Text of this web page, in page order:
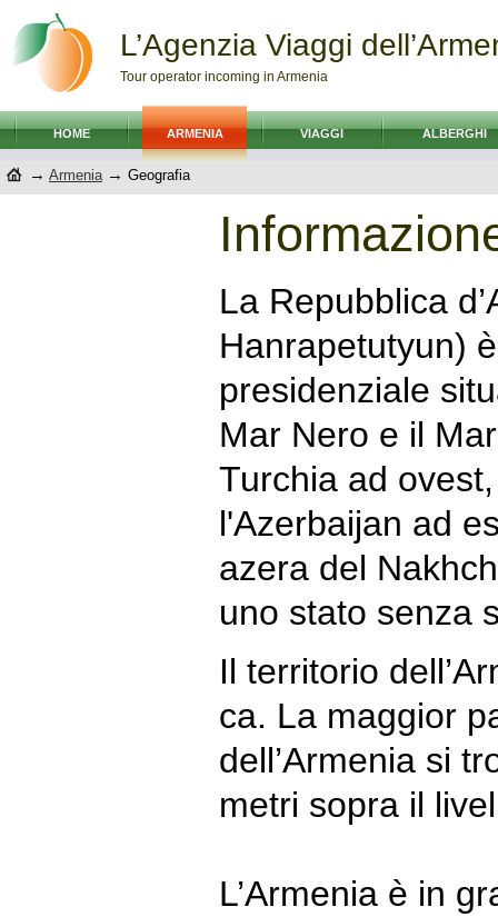
L’Agenzia Viaggi
Tour operator incoming in Armenia
HOME ARMENIA VIAGGI ALBERGHI
→ Armenia → Geografia
La Repubblica
Hanrapetutyun)
presidenziale
Mar Nero e il
Turchia ad
l'Azerbaijan ad
azera del
uno stato senza
Il territorio
ca. La maggior
dell’Armenia si
metri sopra il
L’Armenia è in